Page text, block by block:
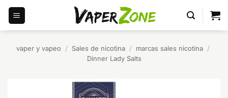
Saltar
contenido
vaper y vapeo / Sales de nicotina / marcas sales nicotina /
Dinner Lady Salts